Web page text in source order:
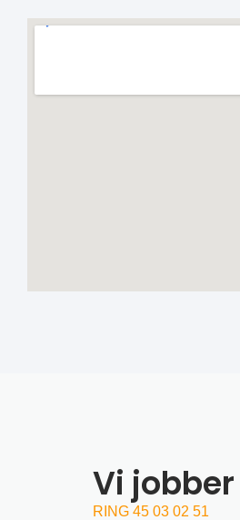
Vi
RING 45 03 02 51